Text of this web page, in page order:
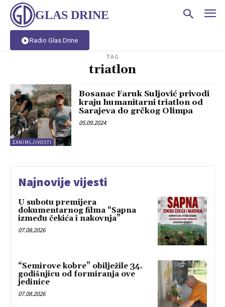
GLAS DRINE
Radio Glas Drine
TAG
triatlon
ZANIMLJIVOSTI
Bosanac Faruk Suljović privodi
kraju humanitarni triatlon od
Sarajeva do grčkog Olimpa
05.09.2024
Najnovije vijesti
U subotu premijera
dokumentarnog filma “Sapna
između čekića i nakovnja”
07.08.2026
“Semirove kobre” obilježile 34.
godišnjicu od formiranja ove
jedinice
07.08.2026